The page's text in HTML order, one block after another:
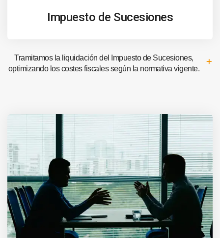
Impuesto de Sucesiones
Tramitamos la liquidación del Impuesto de Sucesiones,
optimizando los costes fiscales según la normativa vigente.